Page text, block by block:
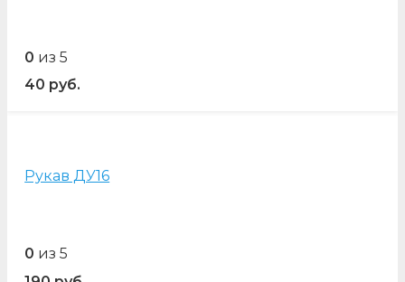
0 из 5
40 руб.
Рукав ДУ16
0 из 5